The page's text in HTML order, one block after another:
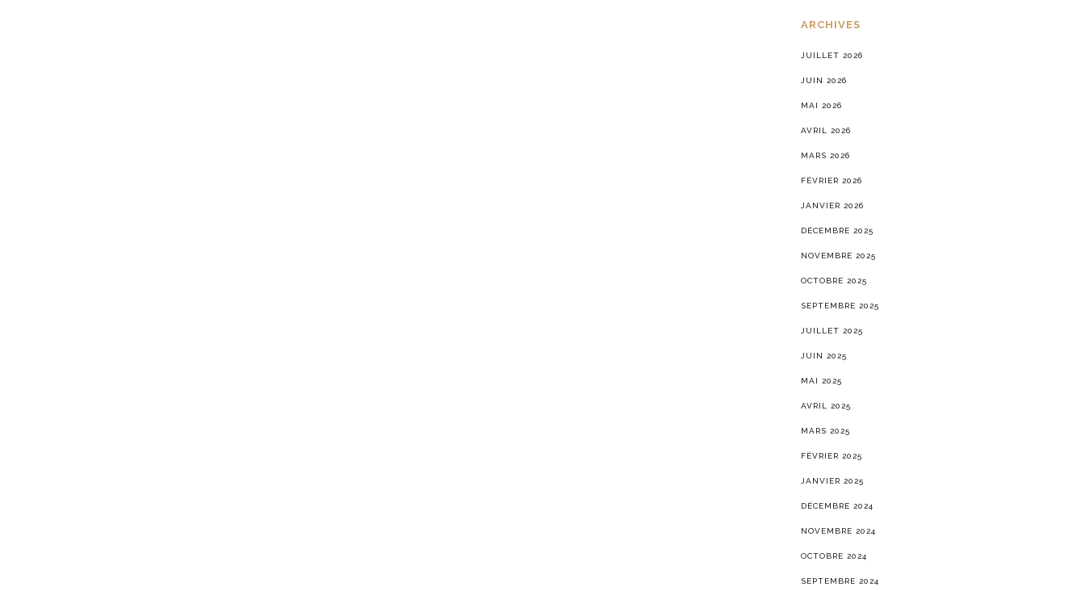
ARCHIVES
JUILLET 2026
JUIN 2026
MAI 2026
AVRIL 2026
MARS 2026
FÉVRIER 2026
JANVIER 2026
DÉCEMBRE 2025
NOVEMBRE 2025
OCTOBRE 2025
SEPTEMBRE 2025
JUILLET 2025
JUIN 2025
MAI 2025
AVRIL 2025
MARS 2025
FÉVRIER 2025
JANVIER 2025
DÉCEMBRE 2024
NOVEMBRE 2024
OCTOBRE 2024
SEPTEMBRE 2024